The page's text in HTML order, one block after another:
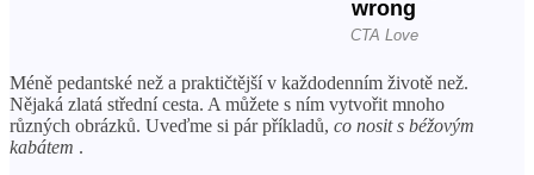
Méně pedantské než a praktičtější v každodenním životě než.
Nějaká zlatá střední cesta. A můžete s ním vytvořit mnoho
různých obrázků. Uveďme si pár příkladů, co nosit s béžovým
kabátem .